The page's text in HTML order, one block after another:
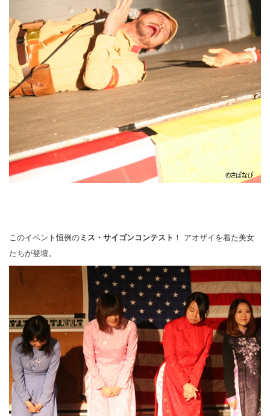
このイベント恒例の ミス・サイゴンコンテスト ！ アオザイを着た美女
たちが登壇。